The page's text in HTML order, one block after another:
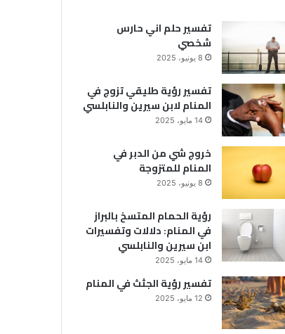
تفسير حلم اني حارس
شخصي
8 يونيو، 2025
تفسير رؤية طليقي تزوج في
المنام لابن سيرين والنابلسي
14 مايو، 2025
خروج شي من الدبر في
المنام للمتزوجة
8 يونيو، 2025
رؤية الحمام المتسخ بالبراز
في المنام: دلالات وتفسيرات
ابن سيرين والنابلسي
14 مايو، 2025
تفسير رؤية الجثث في المنام
12 مايو، 2025